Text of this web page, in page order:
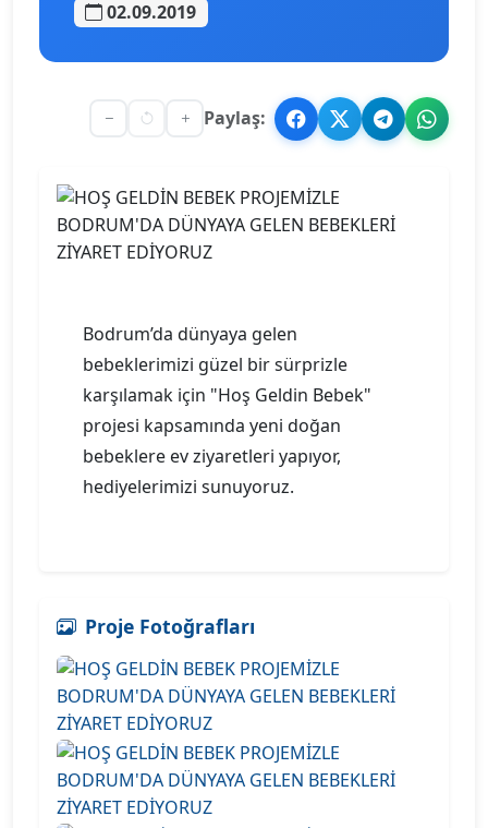
02.09.2019
Paylaş:
Bodrum’da dünyaya gelen
bebeklerimizi güzel bir sürprizle
karşılamak için "Hoş Geldin Bebek"
projesi kapsamında yeni doğan
bebeklere ev ziyaretleri yapıyor,
hediyelerimizi sunuyoruz.
Proje Fotoğrafları